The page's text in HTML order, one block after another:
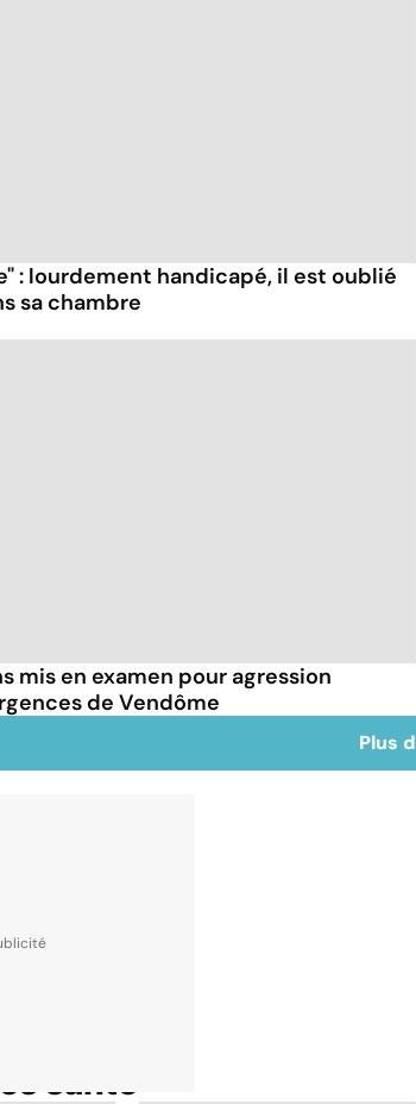
: lourdement handicapé, il est oublié
sa chambre
mis en examen pour agression
de Vendôme
Plus
santé